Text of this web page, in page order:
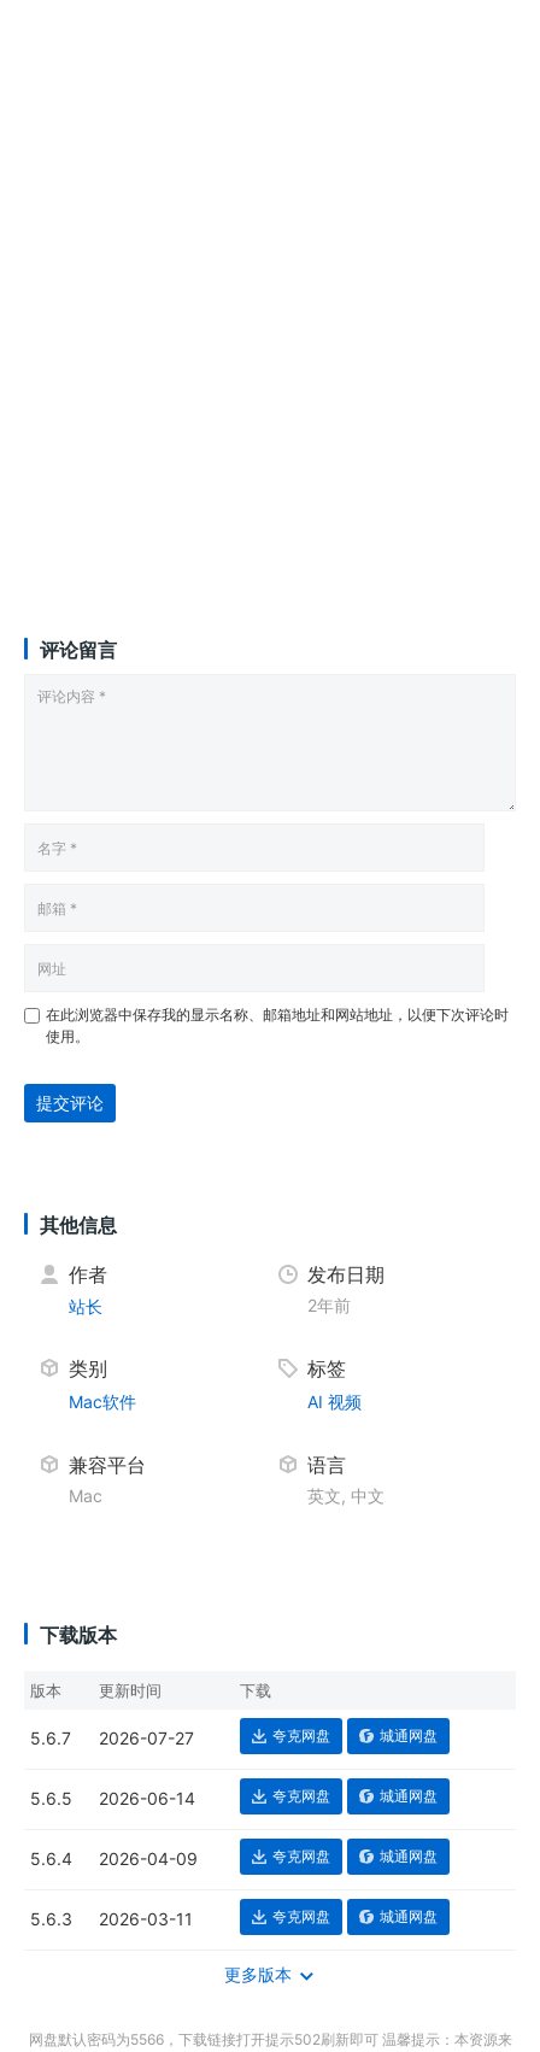
评论留言
在此浏览器中保存我的显示名称、邮箱地址和网站地址，以便下次评论时
使用。
提交评论
其他信息
作者
站长
发布日期
2年前
类别
Mac软件
标签
AI 视频
兼容平台
Mac
语言
英文, 中文
下载版本
版本 更新时间 下载
5.6.7 2026-07-27 夸克网盘 城通网盘
5.6.5 2026-06-14 夸克网盘 城通网盘
5.6.4 2026-04-09 夸克网盘 城通网盘
5.6.3 2026-03-11 夸克网盘 城通网盘
更多版本
网盘默认密码为5566，下载链接打开提示502刷新即可 温馨提示：本资源来